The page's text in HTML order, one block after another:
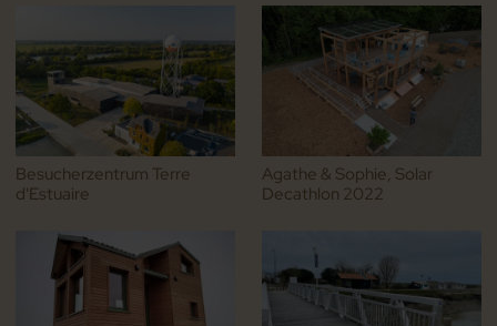
Besucherzentrum Terre
d'Estuaire
Agathe & Sophie, Solar
Decathlon 2022